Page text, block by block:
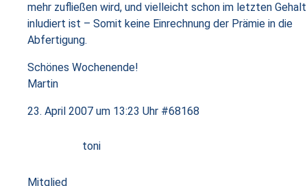
mehr zufließen wird, und vielleicht schon im letzten Gehalt
inludiert ist – Somit keine Einrechnung der Prämie in die
Abfertigung.
Schönes Wochenende!
Martin
23. April 2007 um 13:23 Uhr #68168
toni
Mitglied